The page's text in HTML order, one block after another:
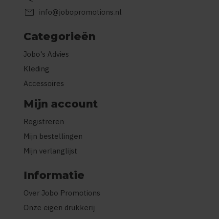
mail info@jobopromotions.nl
Categorieën
Jobo's Advies
Kleding
Accessoires
Mijn account
Registreren
Mijn bestellingen
Mijn verlanglijst
Informatie
Over Jobo Promotions
Onze eigen drukkerij